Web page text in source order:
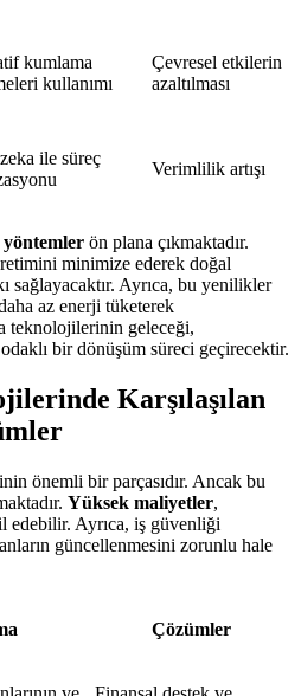
kumlama
kullanımı
Çevresel etkilerin
azaltılması
ile süreç
Verimlilik artışı
yöntemler ön plana çıkmaktadır.
minimize ederek doğal
sağlayacaktır. Ayrıca, bu yenilikler
az enerji tüketerek
teknolojilerinin geleceği,
bir dönüşüm süreci geçirecektir.
Karşılaşılan
önemli bir parçasıdır. Ancak bu
Yüksek maliyetler,
edebilir. Ayrıca, iş güvenliği
güncellenmesini zorunlu hale
Çözümler